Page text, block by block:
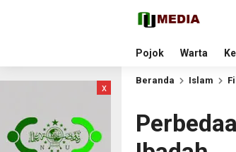
Pojok Warta
x
Beranda Islam